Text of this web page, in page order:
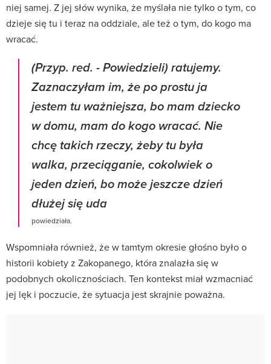
niej samej. Z jej słów wynika, że myślała nie tylko o tym, co
dzieje się tu i teraz na oddziale, ale też o tym, do kogo ma
wracać.
(Przyp. red. - Powiedzieli) ratujemy.
Zaznaczyłam im, że po prostu ja
jestem tu ważniejsza, bo mam dziecko
w domu, mam do kogo wracać. Nie
chcę takich rzeczy, żeby tu była
walka, przeciąganie, cokolwiek o
jeden dzień, bo może jeszcze dzień
dłużej się uda
powiedziała.
Wspomniała również, że w tamtym okresie głośno było o
historii kobiety z Zakopanego, która znalazła się w
podobnych okolicznościach. Ten kontekst miał wzmacniać
jej lęk i poczucie, że sytuacja jest skrajnie poważna.